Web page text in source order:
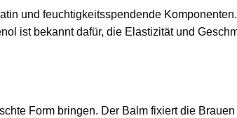
und feuchtigkeitsspendende
ist bekannt dafür, die Elastizität und
Form bringen. Der Balm fixiert die